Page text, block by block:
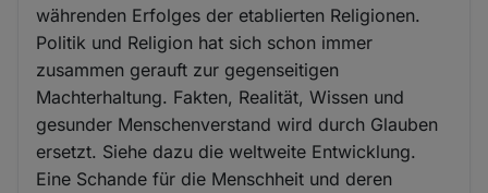
währenden Erfolges der etablierten Religionen.
Politik und Religion hat sich schon immer
zusammen gerauft zur gegenseitigen
Machterhaltung. Fakten, Realität, Wissen und
gesunder Menschenverstand wird durch Glauben
ersetzt. Siehe dazu die weltweite Entwicklung.
Eine Schande für die Menschheit und deren